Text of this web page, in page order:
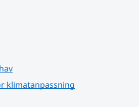
klimatanpassning